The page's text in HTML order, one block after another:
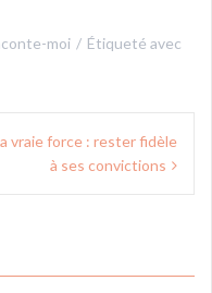
moi
Étiqueté avec
vraie force : rester fidèle
à ses convictions